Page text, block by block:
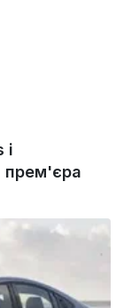
прем'єра